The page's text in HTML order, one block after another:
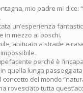
mio padre mi dice:
un’esperienza
in mezzo ai boschi.
abituato a strade e
perché è
quella lunga
del mondo
rovesciato tutta